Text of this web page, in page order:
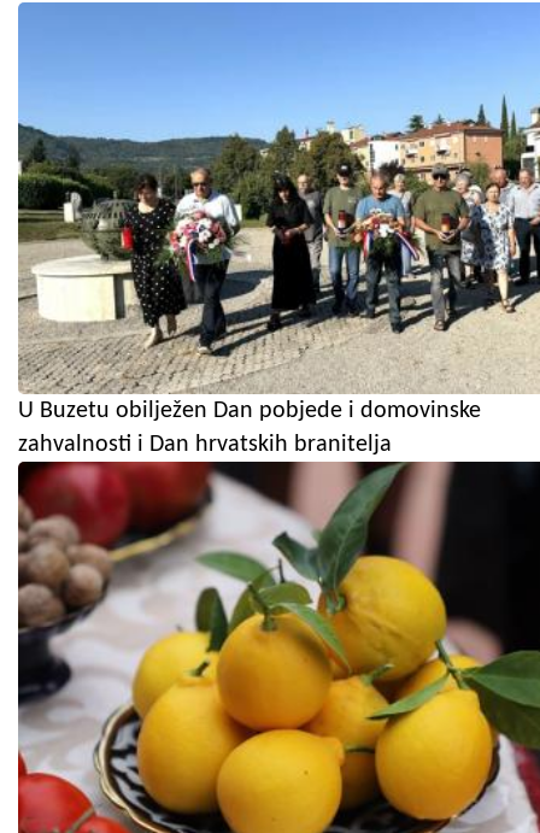
U Buzetu obilježen Dan pobjede i domovinske
zahvalnosti i Dan hrvatskih branitelja